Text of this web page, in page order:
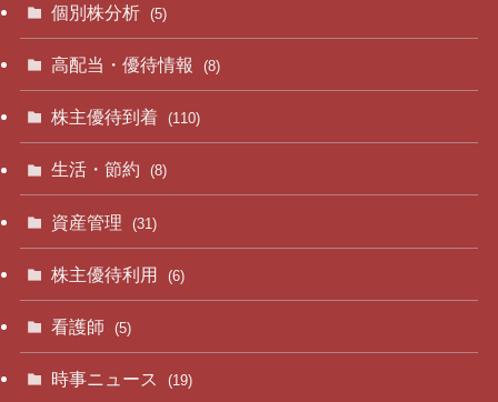
個別株分析 (5)
高配当・優待情報 (8)
株主優待到着 (110)
生活・節約 (8)
資産管理 (31)
株主優待利用 (6)
看護師 (5)
時事ニュース (19)